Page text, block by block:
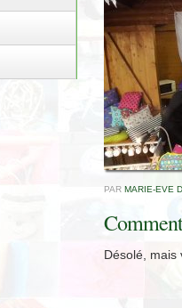
PAR MARIE-EVE
Désolé, mais